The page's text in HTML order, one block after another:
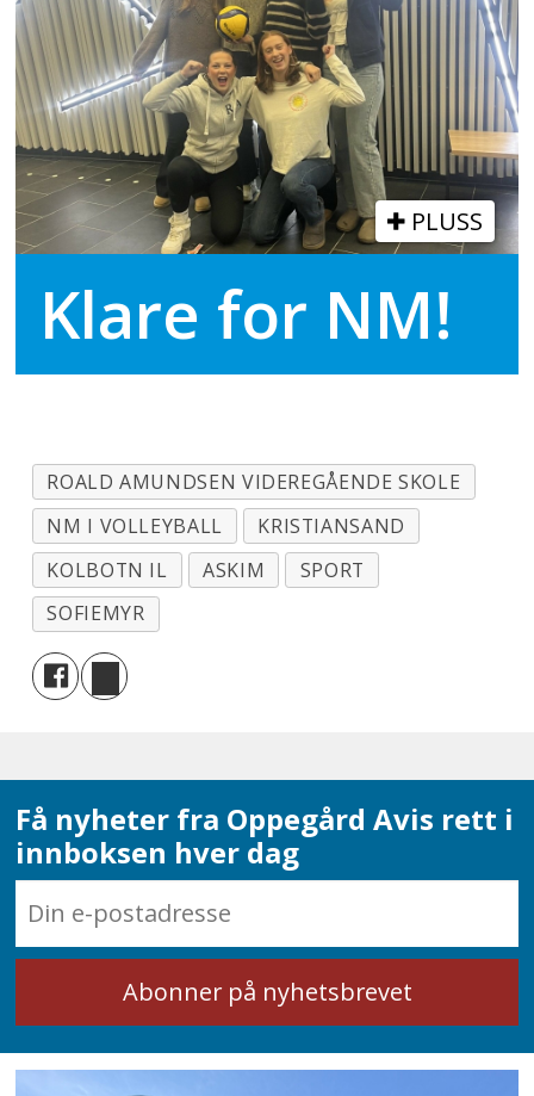
PLUSS
Klare for NM!
ROALD AMUNDSEN VIDEREGÅENDE SKOLE
NM I VOLLEYBALL
KRISTIANSAND
KOLBOTN IL
ASKIM
SPORT
SOFIEMYR
Få nyheter fra Oppegård Avis rett i
innboksen hver dag